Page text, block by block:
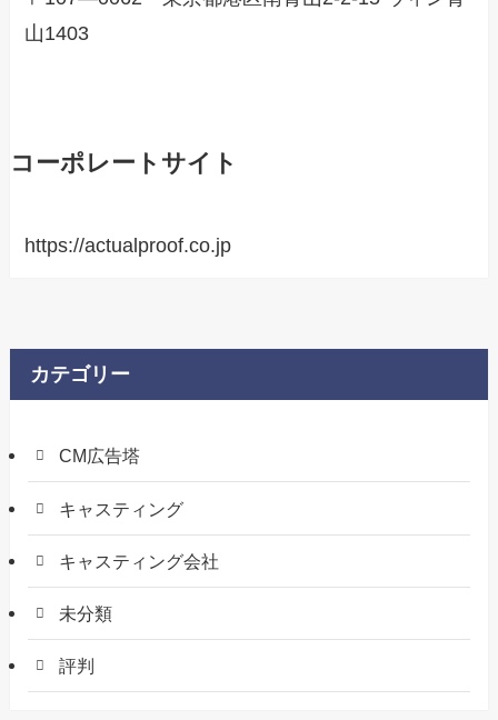
山1403
コーポレートサイト
https://actualproof.co.jp
カテゴリー
CM広告塔
キャスティング
キャスティング会社
未分類
評判